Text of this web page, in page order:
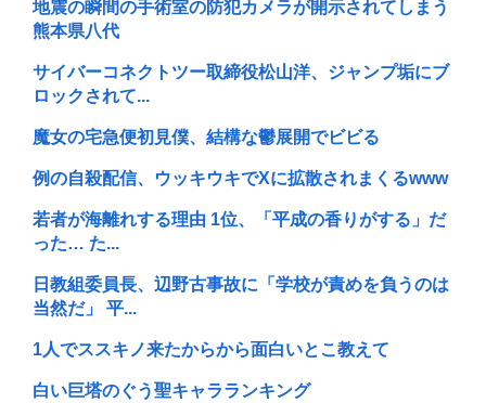
地震の瞬間の手術室の防犯カメラが開示されてしまう
熊本県八代
サイバーコネクトツー取締役松山洋、ジャンプ垢にブ
ロックされて...
魔女の宅急便初見僕、結構な鬱展開でビビる
例の自殺配信、ウッキウキでXに拡散されまくるwww
若者が海離れする理由 1位、「平成の香りがする」だ
った… た...
日教組委員長、辺野古事故に「学校が責めを負うのは
当然だ」 平...
1人でススキノ来たからから面白いとこ教えて
白い巨塔のぐう聖キャラランキング